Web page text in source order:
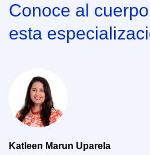
Conoce al
esta
Katleen Marun Uparela